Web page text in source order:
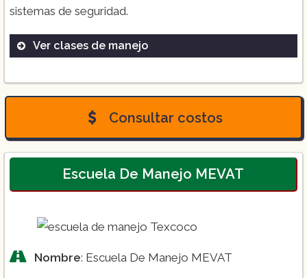
sistemas de seguridad.
Ver clases de manejo
Manejo defensivo
Curso de mecánica preventiva
Consultar costos
Escuela De Manejo MEVAT
Nombre: Escuela De Manejo MEVAT